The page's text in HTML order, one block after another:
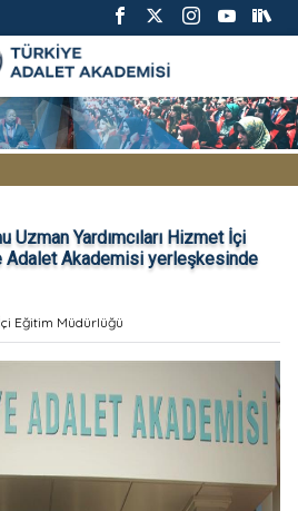
AKADEMİSİ
Uzman Yardımcıları Hizmet İçi
Adalet Akademisi yerleşkesinde
Eğitim Müdürlüğü